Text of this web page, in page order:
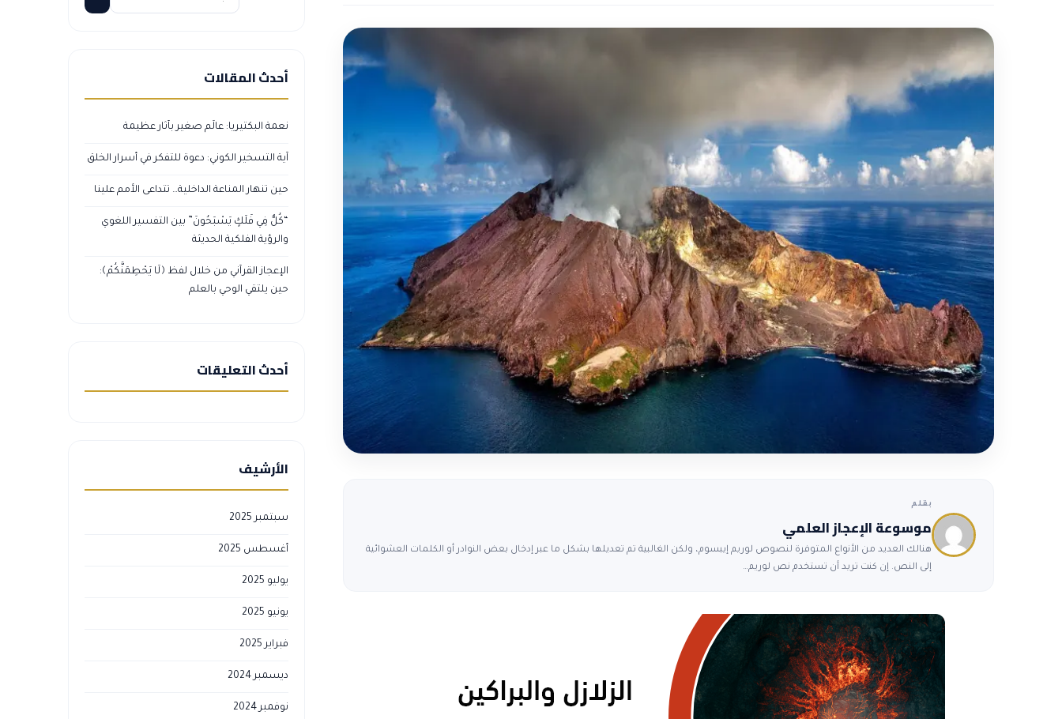
بقلم
موسوعة الإعجاز العلمي
هنالك العديد من الأنواع المتوفرة لنصوص لوريم إيبسوم، ولكن الغالبية تم تعديلها بشكل ما عبر إدخال بعض النوادر أو الكلمات العشوائية
إلى النص. إن كنت تريد أن تستخدم نص لوريم…
أحدث المقالات
نعمة البكتيريا: عالَم صغير بآثار عظيمة
آية التسخير الكوني: دعوة للتفكر في أسرار الخلق
حين تنهار المناعة الداخلية… تتداعى الأمم علينا
“كُلٌّ فِي فَلَكٍ يَسْبَحُونَ” بين التفسير اللغوي
والرؤية الفلكية الحديثة
الإعجاز القرآني من خلال لفظ ﴿لَا يَحْطِمَنَّكُمْ﴾:
حين يلتقي الوحي بالعلم
أحدث التعليقات
الأرشيف
سبتمبر 2025
أغسطس 2025
يوليو 2025
يونيو 2025
فبراير 2025
ديسمبر 2024
نوفمبر 2024